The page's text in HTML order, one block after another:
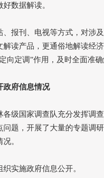
数据解读。
刊、电视等方式，对涉及
解读产品，更通俗地解读经
向定调”作用，及时全面准
府信息情况
国家调查队充分发挥调查
问题，开展了大量的专题调
。
实施政府信息公开。